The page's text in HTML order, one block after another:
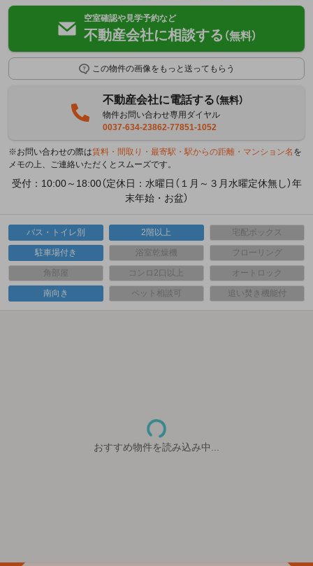
空室確認や見学予約など
不動産会社に相談する （無料）
この物件の画像をもっと送ってもらう
不動産会社に電話する（無料）
物件お問い合わせ専用ダイヤル
0037-634-23862-77851-1052
※お問い合わせの際は賃料・間取り・最寄駅・駅からの距離・マンション名 を
メモの上、ご連絡いただくとスムーズです。
受付：10:00～18:00（定休日：水曜日（１月～３月水曜定休無し）年
末年始・お盆）
バス・トイレ別 2階以上 宅配ボックス
駐車場付き 浴室乾燥機 フローリング
角部屋 コンロ2口以上 オートロック
南向き ペット相談可 追い焚き機能付
おすすめ物件を読み込み中...